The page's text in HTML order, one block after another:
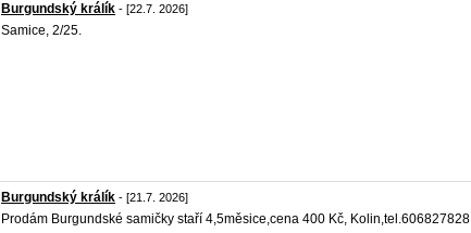
Burgundský králík - [22.7. 2026]
Samice, 2/25.
Burgundský králík - [21.7. 2026]
Prodám Burgundské samičky staří 4,5měsice,cena 400 Kč, Kolin,tel.606827828